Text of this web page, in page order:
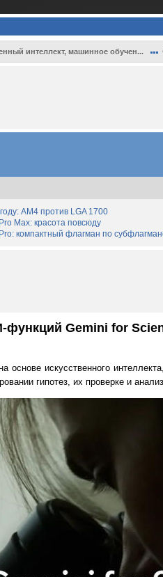
интеллект, машинное обучен...
AM4 против LGA 1700
Max: красота повсюду
компактный флагман по
функций Gemini for
основе искусственного
гипотез, их проверке и